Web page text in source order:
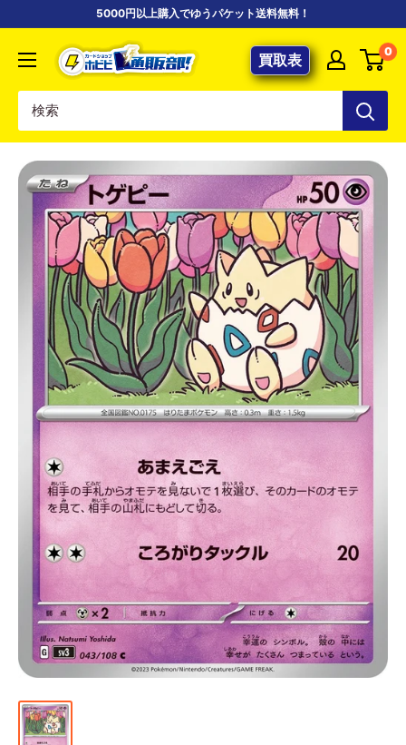
5000円以上購入でゆうパケット送料無料！
【ポ
ケ
専
門
カ
ー
ド
シ
ョ
ッ
プ
ホ
ビ
ビ
通
部
買取表 0